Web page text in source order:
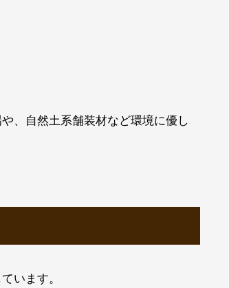
、自然土系舗装材など環境に優し
います。